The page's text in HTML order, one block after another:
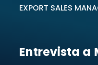
Entrevista a
EXPORT SALES
Entrevista a